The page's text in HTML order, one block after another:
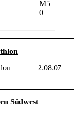
M5
0
2:08:07
Südwest